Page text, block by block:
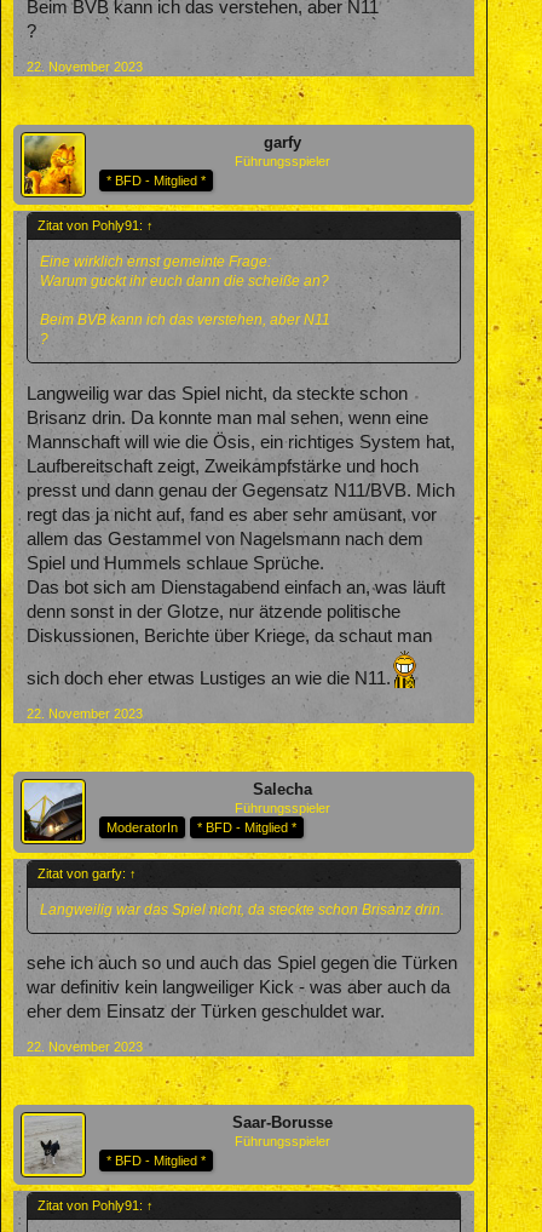
Beim BVB kann ich das verstehen, aber N11
?
22. November 2023
garfy
Führungsspieler
* BFD - Mitglied *
Zitat von Pohly91: ↑
Eine wirklich ernst gemeinte Frage:
Warum guckt ihr euch dann die scheiße an?
Beim BVB kann ich das verstehen, aber N11
?
Langweilig war das Spiel nicht, da steckte schon
Brisanz drin. Da konnte man mal sehen, wenn eine
Mannschaft will wie die Ösis, ein richtiges System hat,
Laufbereitschaft zeigt, Zweikampfstärke und hoch
presst und dann genau der Gegensatz N11/BVB. Mich
regt das ja nicht auf, fand es aber sehr amüsant, vor
allem das Gestammel von Nagelsmann nach dem
Spiel und Hummels schlaue Sprüche.
Das bot sich am Dienstagabend einfach an, was läuft
denn sonst in der Glotze, nur ätzende politische
Diskussionen, Berichte über Kriege, da schaut man
sich doch eher etwas Lustiges an wie die N11.
22. November 2023
Salecha
Führungsspieler
ModeratorIn
* BFD - Mitglied *
Zitat von garfy: ↑
Langweilig war das Spiel nicht, da steckte schon Brisanz drin.
sehe ich auch so und auch das Spiel gegen die Türken
war definitiv kein langweiliger Kick - was aber auch da
eher dem Einsatz der Türken geschuldet war.
22. November 2023
Saar-Borusse
Führungsspieler
* BFD - Mitglied *
Zitat von Pohly91: ↑